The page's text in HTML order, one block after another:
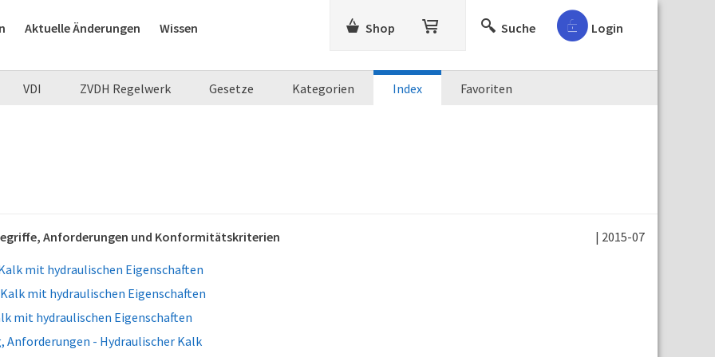
Aktuelle Änderungen Wissen Shop Suche Login
VDI ZVDH Regelwerk Gesetze Kategorien Index Favoriten
Anforderungen und Konformitätskriterien | 2015-07
mit hydraulischen Eigenschaften
mit hydraulischen Eigenschaften
mit hydraulischen Eigenschaften
Anforderungen - Hydraulischer Kalk